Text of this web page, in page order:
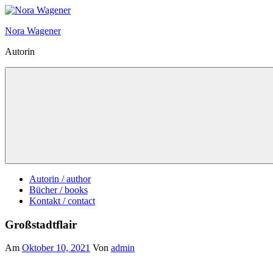
Zum
springen
Nora Wagener
Autorin
Autorin / author
Bücher / books
Kontakt / contact
Großstadtflair
Am Oktober 10, 2021 Von admin